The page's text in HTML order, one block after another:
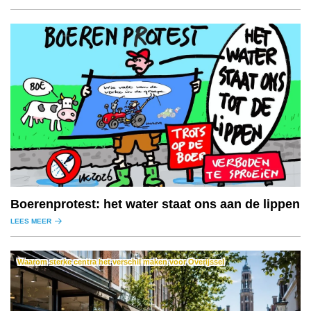
Boerenprotest: het water staat ons aan de lippen
LEES MEER
Waarom sterke centra het verschil maken voor Overijssel